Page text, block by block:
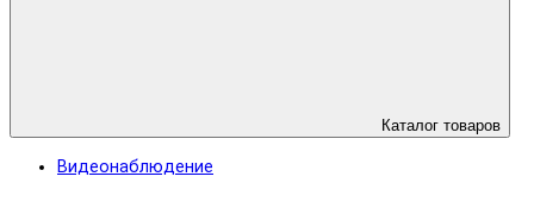
Каталог товаров
Видеонаблюдение